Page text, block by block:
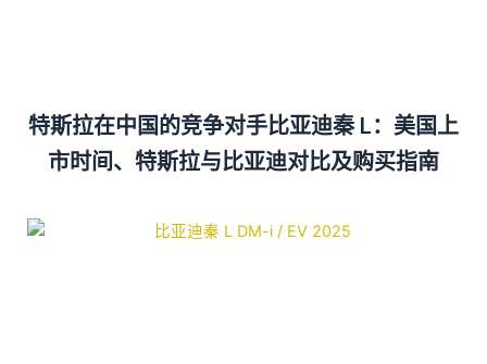
特斯拉在中国的竞争对手比亚迪秦 L：美国上
市时间、特斯拉与比亚迪对比及购买指南